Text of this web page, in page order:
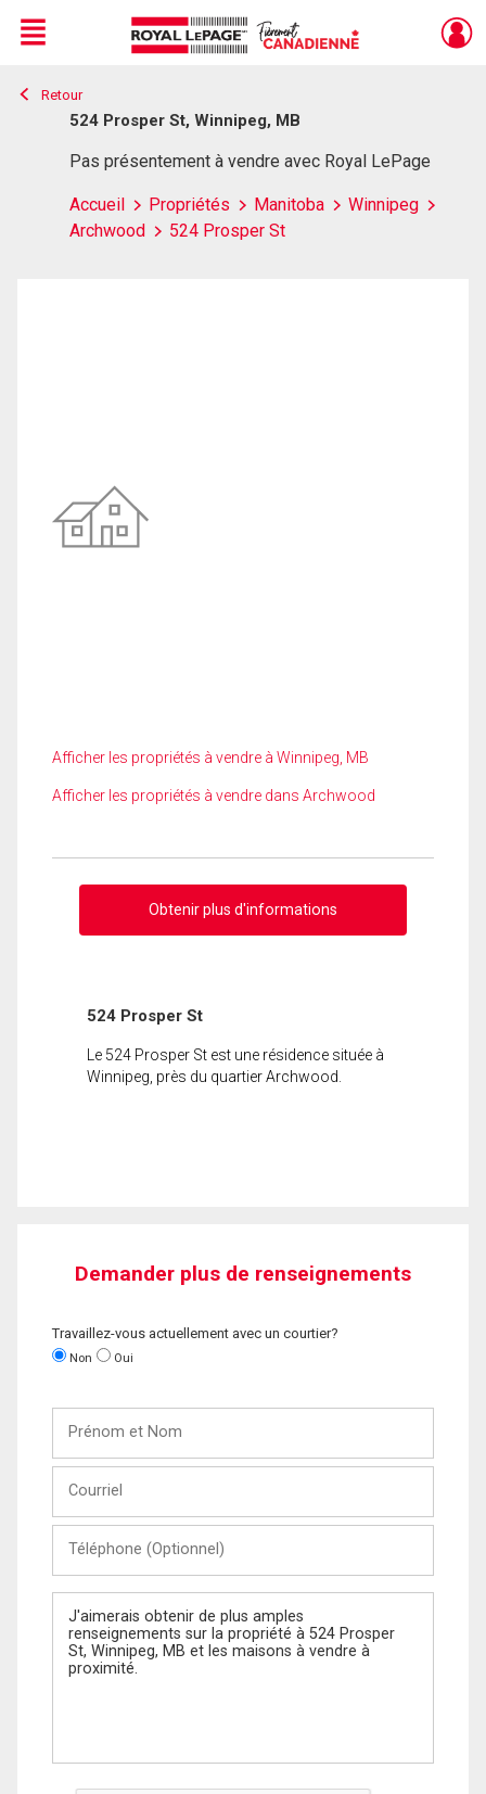
Live
En Direct
Menu
Retour
524 Prosper St, Winnipeg, MB
Pas présentement à vendre avec Royal LePage
Accueil Propriétés Manitoba
Winnipeg
Archwood
524 Prosper St
Afficher les propriétés à vendre à Winnipeg, MB
Afficher les propriétés à vendre dans Archwood
Obtenir plus d'informations
524 Prosper St
Le 524 Prosper St est une résidence située à
Winnipeg, près du quartier Archwood.
Demander plus de renseignements
Travaillez-vous actuellement avec un courtier?
Non Oui
Nom
(Optionnel)
Message